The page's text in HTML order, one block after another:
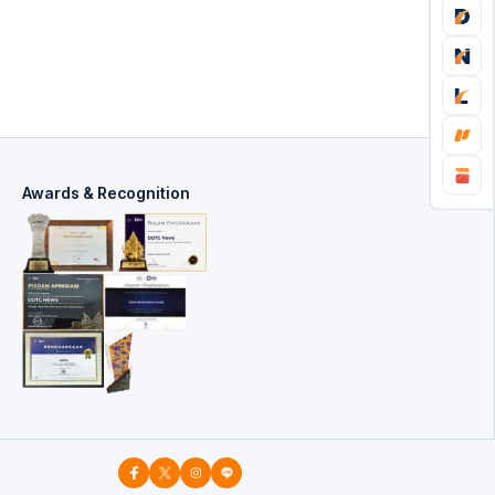
Awards & Recognition